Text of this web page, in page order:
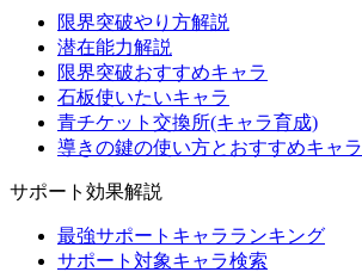
限界突破やり方解説
潜在能力解説
限界突破おすすめキャラ
石板使いたいキャラ
青チケット交換所(キャラ育成)
導きの鍵の使い方とおすすめキャラ
サポート効果解説
最強サポートキャラランキング
サポート対象キャラ検索